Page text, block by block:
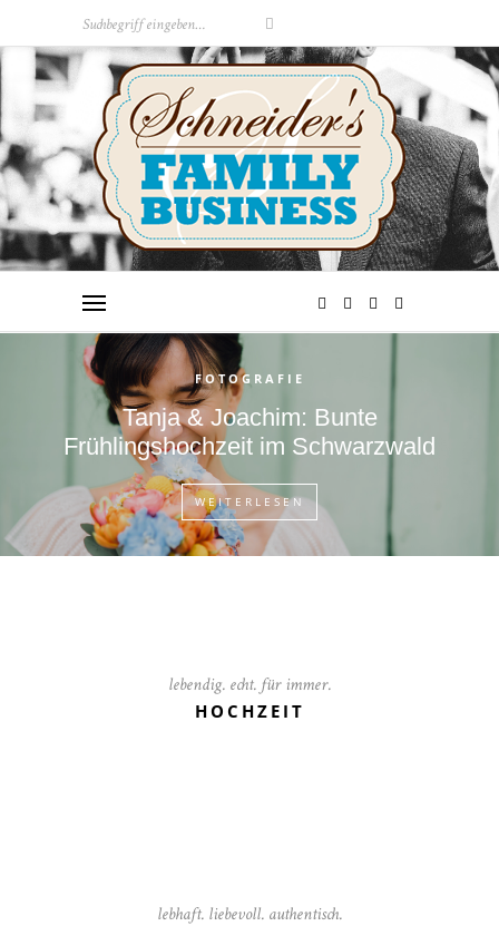
FOTOGRAFIE
Tanja & Joachim: Bunte
Frühlingshochzeit im Schwarzwald
WEITERLESEN
lebendig. echt. für immer.
HOCHZEIT
lebhaft. liebevoll. authentisch.